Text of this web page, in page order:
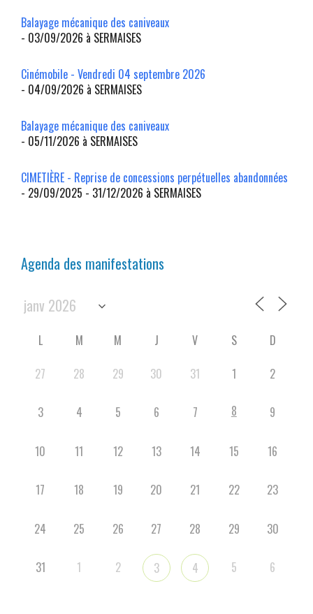
Balayage mécanique des caniveaux
- 03/09/2026 à SERMAISES
Cinémobile - Vendredi 04 septembre 2026
- 04/09/2026 à SERMAISES
Balayage mécanique des caniveaux
- 05/11/2026 à SERMAISES
CIMETIÈRE - Reprise de concessions perpétuelles abandonnées
- 29/09/2025 - 31/12/2026 à SERMAISES
Agenda des manifestations
L M M J V S
D
27
28 29 30 31 1 2
3 4 5 6 7 8 9
10 11 12 13 14 15 16
17 18 19 20 21 22 23
24 25 26 27 28 29 30
31 1 2 3 4 5 6